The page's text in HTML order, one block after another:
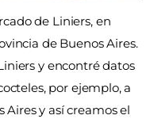
de Liniers, en
de Buenos Aires.
y encontré datos
por ejemplo, a
y así creamos el